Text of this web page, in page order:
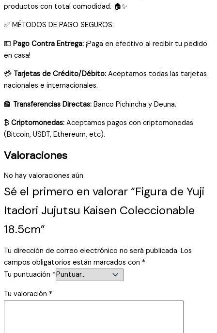
productos con total comodidad. 🏠✨
✅ MÉTODOS DE PAGO SEGUROS:
💵 Pago Contra Entrega: ¡Paga en efectivo al recibir tu pedido
en casa!
💳 Tarjetas de Crédito/Débito: Aceptamos todas las tarjetas
nacionales e internacionales.
🏦 Transferencias Directas: Banco Pichincha y Deuna.
₿ Criptomonedas: Aceptamos pagos con criptomonedas
(Bitcoin, USDT, Ethereum, etc).
Valoraciones
No hay valoraciones aún.
Sé el primero en valorar “Figura de Yuji
Itadori Jujutsu Kaisen Coleccionable
18.5cm”
Tu dirección de correo electrónico no será publicada. Los
campos obligatorios están marcados con *
Tu puntuación *
Tu valoración *